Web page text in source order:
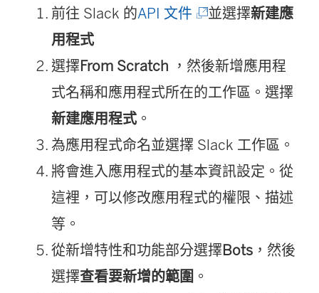
前往 Slack 的API 文件 (
結
在
視
窗
開
)
並選擇新建應
用程式
選擇From Scratch ，然後新增應用程
式名稱和應用程式所在的工作區。選擇
新建應用程式 。
為應用程式命名並選擇 Slack 工作區。
將會進入應用程式的基本資訊設定。從
這裡，可以修改應用程式的權限、描述
等。
從新增特性和功能部分選擇Bots ，然後
選擇查看要新增的範圍 。